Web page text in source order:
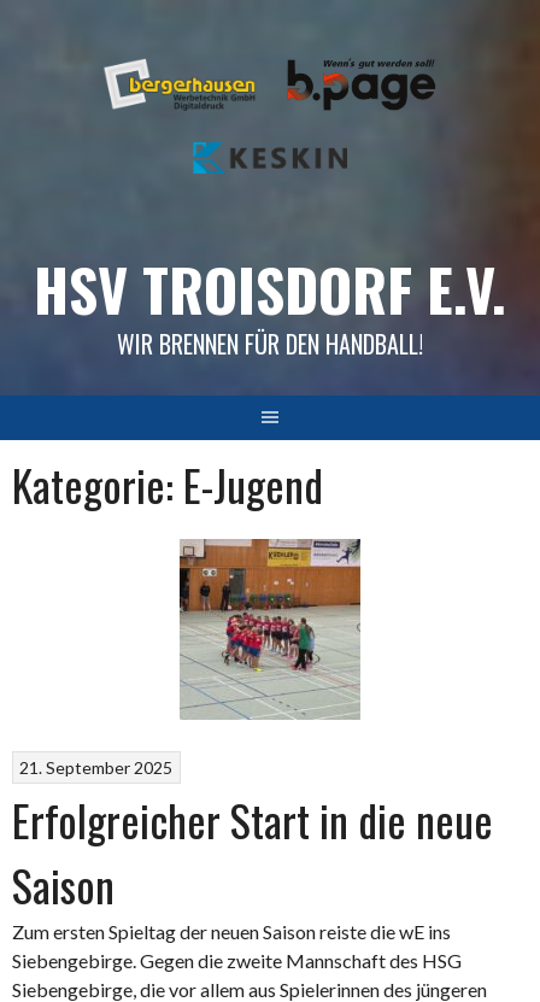
HSV TROISDORF E.V.
WIR BRENNEN FÜR DEN HANDBALL!
Kategorie: E-Jugend
21. September 2025
Erfolgreicher Start in die neue
Saison
Zum ersten Spieltag der neuen Saison reiste die wE ins
Siebengebirge. Gegen die zweite Mannschaft des HSG
Siebengebirge, die vor allem aus Spielerinnen des jüngeren